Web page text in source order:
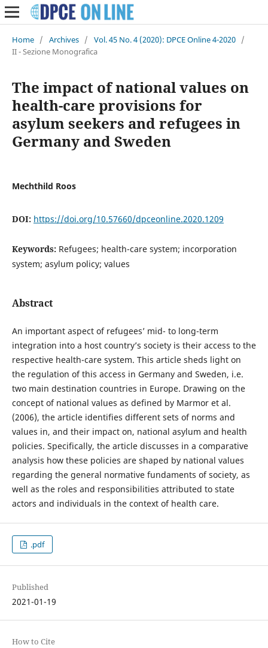
Home / Archives / Vol. 45 No. 4 (2020): DPCE Online 4-2020 /
II - Sezione Monografica
The impact of national values on
health-care provisions for
asylum seekers and refugees in
Germany and Sweden
Mechthild Roos
DOI: https://doi.org/10.57660/dpceonline.2020.1209
Keywords: Refugees; health-care system; incorporation
system; asylum policy; values
Abstract
An important aspect of refugees’ mid- to long-term
integration into a host country’s society is their access to the
respective health-care system. This article sheds light on
the regulation of this access in Germany and Sweden, i.e.
two main destination countries in Europe. Drawing on the
concept of national values as defined by Marmor et al.
(2006), the article identifies different sets of norms and
values in, and their impact on, national asylum and health
policies. Specifically, the article discusses in a comparative
analysis how these policies are shaped by national values
regarding the general normative fundaments of society, as
well as the roles and responsibilities attributed to state
actors and individuals in the context of health care.
.pdf
Published
2021-01-19
How to Cite